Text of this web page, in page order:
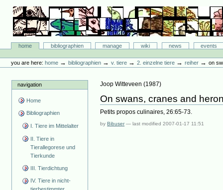
content.
navigation
Bibliographie-Portal
Sectionshome bibliographien manage wiki news
events
tools
you are here: home →bibliographien →v. tiere →2. einzelne tiere →reiher →on
navigation
Home
Bibliographien
I. Tiere im Mittelalter
II. Tiere in
Tierallegorese und
Tierkunde
III. Tierdichtung
IV. Tiere in nicht-
Joop Witteveen (1987)
On swans, cranes and
Petits propos culinaires, 26:65-73.
byBibuser —last modified2007-01-17 11:51